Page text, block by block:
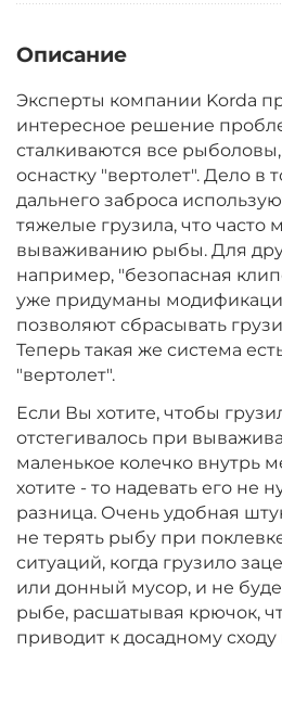
Описание
Эксперты компании Korda
интересное решение
сталкиваются все
оснастку "вертолет". Дело в
дальнего заброса
тяжелые грузила, что часто
вываживанию рыбы. Для
например, "безопасная
уже придуманы
позволяют сбрасывать
Теперь такая же система
"вертолет".
Если Вы хотите, чтобы
отстегивалось при
маленькое колечко внутрь
хотите - то надевать его не
разница. Очень удобная
не терять рыбу при
ситуаций, когда грузило
или донный мусор, и не
рыбе, расшатывая крючок,
приводит к досадному